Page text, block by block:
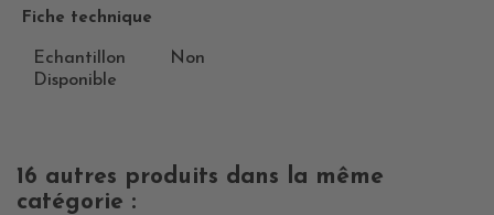
Fiche technique
Echantillon
Disponible
Non
16 autres produits dans la même
catégorie :